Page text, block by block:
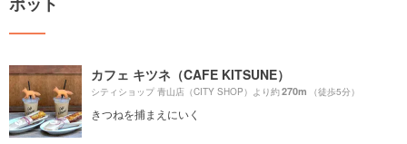
カフェ キツネ（CAFE KITSUNE）
シティショップ 青山店（CITY SHOP）より約270m （徒歩5分）
きつねを捕まえにいく